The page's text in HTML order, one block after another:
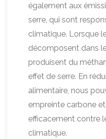
également aux
serre, qui sont
climatique. Lorsque
décomposent dans
produisent du
effet de serre. En
alimentaire, nous
empreinte carbone
efficacement contre
climatique.